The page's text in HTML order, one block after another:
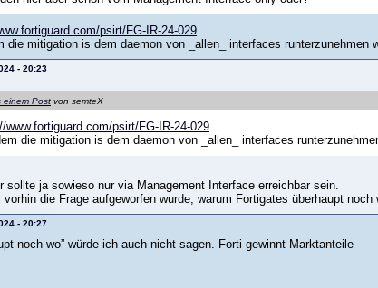
psirt/FG-IR-24-029
die mitigation is dem daemon von _allen_ interfaces runterzunehmen
- 20:23
einem Post von semteX
www.fortiguard.com/psirt/FG-IR-24-029
die mitigation is dem daemon von _allen_ interfaces
sollte ja sowieso nur via Management Interface erreichbar sein.
vorhin die Frage aufgeworfen wurde, warum Fortigates überhaupt
- 20:27
noch wo” würde ich auch nicht sagen. Forti gewinnt Marktanteile